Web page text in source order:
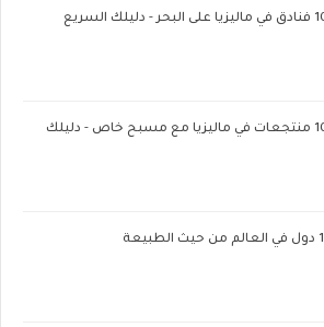
أفضل 10 منتجعات في ماليزيا مع مسبح خاص - دليلك